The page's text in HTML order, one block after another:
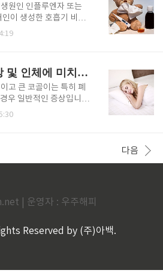
, 피로 등의 증상을 유발
가 췌장의 인슐린 생산
해합니다. 다발성 경화
가 손상되어 신경학적 증
원인 인플루엔자 또는
이 생성한 호흡기 비말
요 유입 경로는 기침, 재
니다. 또한, 독감 바이러
굴, 특히 코와 입을 만지
. 인플루엔자 변종은 또
정을 통해 동물, 특히 새
, 이는 사람에게 인수공통
인플루엔자 바이러스는
수면무호흡증의 증상 및 인체에 미치는 영향과 개선
고 큰 코골이는 특히 폐
우 일반적인 증상입니
발생합니다. 수면 중에
가 뒤따를 수 있습니다.
종종 주간에 과도한 졸음
할 수 있습니다. 집중력
등의 인지 장애가 나타
은 기분 변화, 과민성 및
다음
| 운영자 : 우주해피
Reserved by (주)아백.